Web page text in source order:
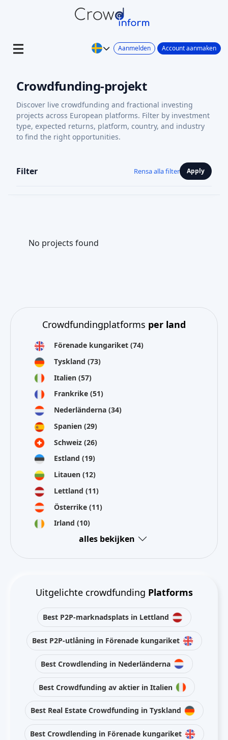
Aanmelden Account aanmaken
Crowdfunding-projekt
Discover live crowdfunding and fractional investing
projects across European platforms. Filter by investment
type, expected returns, platform, country, and industry
to find the right opportunities.
Filter Rensa alla filter Apply
No projects found
Crowdfundingplatforms per land
Förenade kungariket (74)
Tyskland (73)
Italien (57)
Frankrike (51)
Nederländerna (34)
Spanien (29)
Schweiz (26)
Estland (19)
Litauen (12)
Lettland (11)
Österrike (11)
Irland (10)
alles bekijken
Uitgelichte crowdfunding Platforms
Best P2P-marknadsplats in Lettland
Best P2P-utlåning in Förenade kungariket
Best Crowdlending in Nederländerna
Best Crowdfunding av aktier in Italien
Best Real Estate Crowdfunding in Tyskland
Best Crowdlending in Förenade kungariket